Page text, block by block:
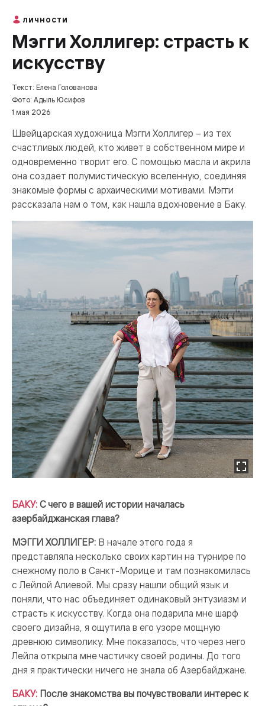
ЛИЧНОСТИ
Мэгги Холлигер: страсть к
искусству
Текст: Елена Голованова
Фото: Адыль Юсифов
1 мая 2026
Швейцарская художница Мэгги Холлигер – из тех
счастливых людей, кто живет в собственном мире и
одновременно творит его. С помощью масла и акрила
она создает полумистическую вселенную, соединяя
знакомые формы с архаическими мотивами. Мэгги
рассказала нам о том, как нашла вдохновение в Баку.
БАКУ: С чего в вашей истории началась
азербайджанская глава?
МЭГГИ ХОЛЛИГЕР: В начале этого года я
представляла несколько своих картин на турнире по
снежному поло в Санкт-Морице и там познакомилась
с Лейлой Алиевой. Мы сразу нашли общий язык и
поняли, что нас объединяет одинаковый энтузиазм и
страсть к искусству. Когда она подарила мне шарф
своего дизайна, я ощутила в его узоре мощную
древнюю символику. Мне показалось, что через него
Лейла открыла мне частичку своей родины. До того
дня я практически ничего не знала об Азербайджане.
БАКУ: После знакомства вы почувствовали интерес к